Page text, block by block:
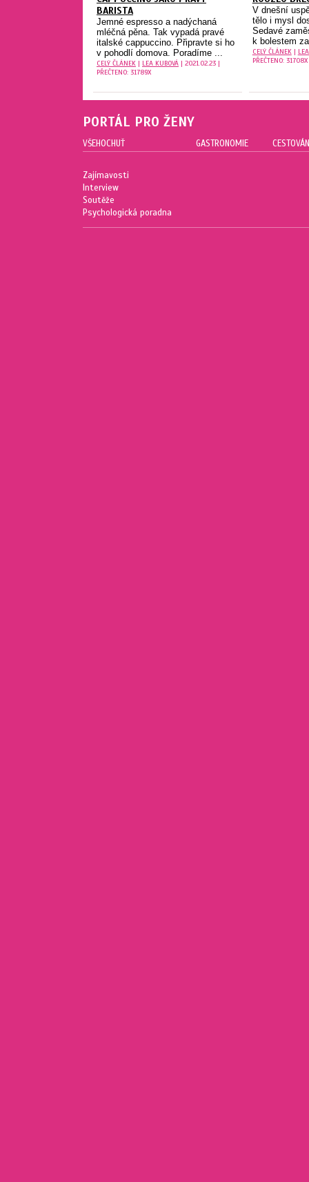
BARISTA
Jemné espresso a nadýchaná
mléčná pěna. Tak vypadá pravé
italské cappuccino. Připravte si ho
v pohodlí domova. Poradíme ...
CELÝ ČLÁNEK | LEA KUBOVÁ | 2021.02.23 |
PŘEČTENO: 31789X
V dnešní
tělo i mysl
Sedavé
k bolestem
CELÝ ČLÁNEK|
PŘEČTENO: 31708X
PORTÁL PRO ŽENY
VŠEHOCHUŤ
Zajímavosti
Interview
Soutěže
Psychologická poradna
GASTRONOMIE